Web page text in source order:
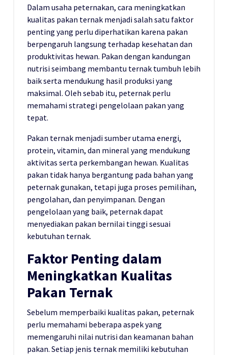
Dalam usaha peternakan, cara meningkatkan
kualitas pakan ternak menjadi salah satu faktor
penting yang perlu diperhatikan karena pakan
berpengaruh langsung terhadap kesehatan dan
produktivitas hewan. Pakan dengan kandungan
nutrisi seimbang membantu ternak tumbuh lebih
baik serta mendukung hasil produksi yang
maksimal. Oleh sebab itu, peternak perlu
memahami strategi pengelolaan pakan yang
tepat.
Pakan ternak menjadi sumber utama energi,
protein, vitamin, dan mineral yang mendukung
aktivitas serta perkembangan hewan. Kualitas
pakan tidak hanya bergantung pada bahan yang
peternak gunakan, tetapi juga proses pemilihan,
pengolahan, dan penyimpanan. Dengan
pengelolaan yang baik, peternak dapat
menyediakan pakan bernilai tinggi sesuai
kebutuhan ternak.
Faktor Penting dalam
Meningkatkan Kualitas
Pakan Ternak
Sebelum memperbaiki kualitas pakan, peternak
perlu memahami beberapa aspek yang
memengaruhi nilai nutrisi dan keamanan bahan
pakan. Setiap jenis ternak memiliki kebutuhan